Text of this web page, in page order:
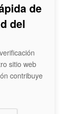
de
del
sitio web
contribuye